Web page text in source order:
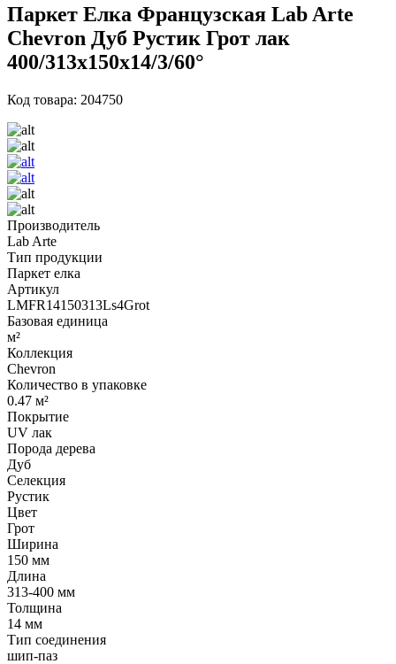
Паркет Елка Французская Lab Arte
Chevron Дуб Рустик Грот лак
400/313х150х14/3/60°
Код товара: 204750
Производитель
Lab Arte
Тип продукции
Паркет елка
Артикул
LMFR14150313Ls4Grot
Базовая единица
м²
Коллекция
Chevron
Количество в упаковке
0.47 м²
Покрытие
UV лак
Порода дерева
Дуб
Селекция
Рустик
Цвет
Грот
Ширина
150 мм
Длина
313-400 мм
Толщина
14 мм
Тип соединения
шип-паз